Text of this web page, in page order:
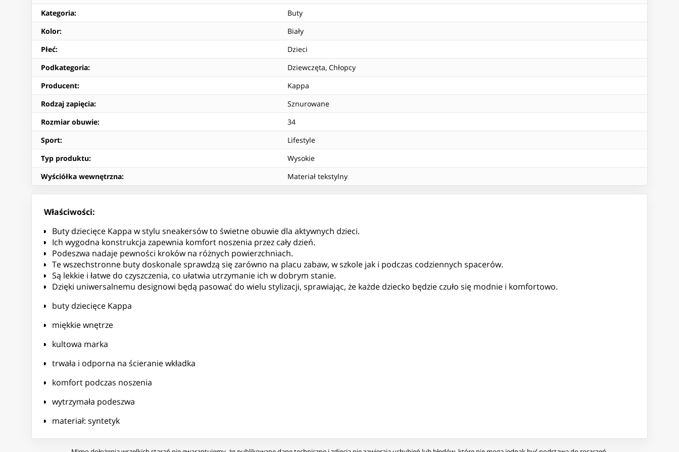
Kategoria:
Buty
Kolor:
Biały
Płeć:
Dzieci
Podkategoria:
Dziewczęta, Chłopcy
Producent:
Kappa
Rodzaj zapięcia:
Sznurowane
Rozmiar obuwie:
34
Sport:
Lifestyle
Typ produktu:
Wysokie
Wyściółka wewnętrzna: Materiał tekstylny
Właściwości:
Buty dziecięce Kappa w stylu sneakersów to świetne obuwie dla aktywnych dzieci.
Ich wygodna konstrukcja zapewnia komfort noszenia przez cały dzień.
Podeszwa nadaje pewności kroków na różnych powierzchniach.
Te wszechstronne buty doskonale sprawdzą się zarówno na placu zabaw, w szkole jak i podczas codziennych spacerów.
Są lekkie i łatwe do czyszczenia, co ułatwia utrzymanie ich w dobrym stanie.
Dzięki uniwersalnemu designowi będą pasować do wielu stylizacji, sprawiając, że każde dziecko będzie czuło się modnie i komfortowo.
buty dziecięce Kappa
miękkie wnętrze
kultowa marka
trwała i odporna na ścieranie wkładka
komfort podczas noszenia
wytrzymała podeszwa
materiał: syntetyk